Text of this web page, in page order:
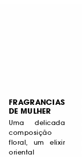
FRAGRANCIAS
DE MULHER
Uma delicada
composição
floral, um elixir
oriental